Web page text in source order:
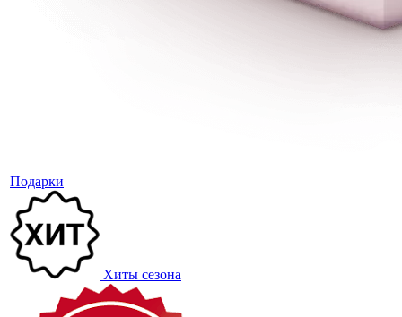
Подарки
Хиты сезона